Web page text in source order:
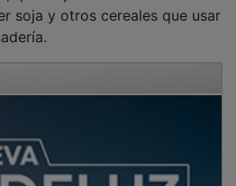
que viajarán hasta hasta
soja y otros cereales que usar